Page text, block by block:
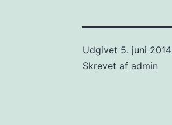
Udgivet 5. juni 2014
Skrevet af admin